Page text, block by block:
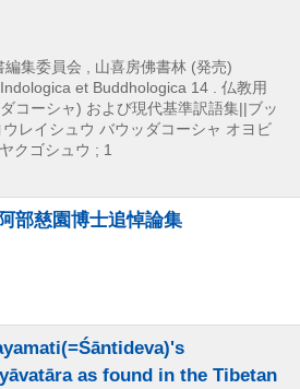
編集委員会 , 山喜房佛書林 (発売)
et Buddhologica 14 . 仏教用
コーシャ) および現代基準訳語集||ブッ
レイシュウ バウッダコーシャ オヨビ
クゴシュウ ; 1
部慈園博士追悼論集
as found in the Tibetan